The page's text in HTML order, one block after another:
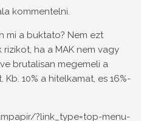
kommentelni.
mi a buktato? Nem ezt
ha a MAK nem vagy
brutalisan megemeli a
10% a hitelkamat, es 16%-
?link_type=top-menu-